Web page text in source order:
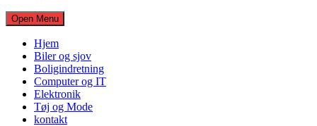
Open Menu
Hjem
Biler og sjov
Boligindretning
Computer og IT
Elektronik
Tøj og Mode
kontakt